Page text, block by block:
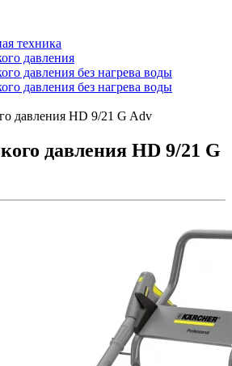
техника
давления
давления без нагрева воды
давления без нагрева воды
давления HD 9/21 G Adv
давления HD 9/21 G